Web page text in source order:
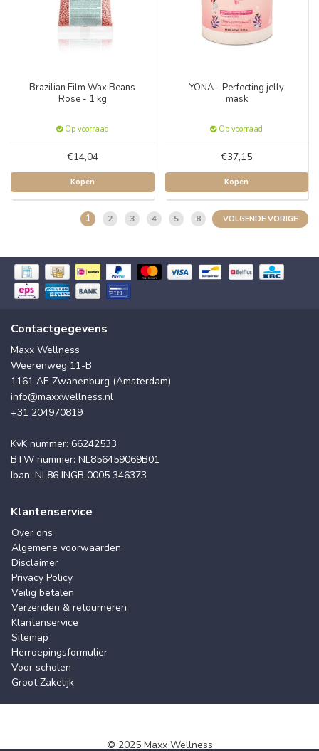
Brazilian Film Wax Beans
Rose - 1 kg
Op voorraad
€14,04
Kopen
YONA - Perfecting jelly
mask
Op voorraad
€37,15
Kopen
1 2 3 4 5 8 VOLGENDE VORIGE
Contactgegevens
Maxx Wellness
Weerenweg 11-B
1161 AE Zwanenburg (Amsterdam)
info@maxxwellness.nl
+31 204970819
KvK nummer: 66242533
BTW nummer: NL856459069B01
Iban: NL86 INGB 0005 346373
Klantenservice
Over ons
Algemene voorwaarden
Disclaimer
Privacy Policy
Veilig betalen
Verzenden & retourneren
Klantenservice
Sitemap
Herroepingsformulier
Voor scholen
Groot Zakelijk
© 2025 Maxx Wellness